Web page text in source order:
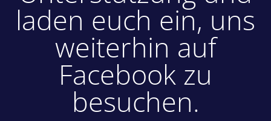
laden euch ein, uns
weiterhin auf
Facebook zu
besuchen.